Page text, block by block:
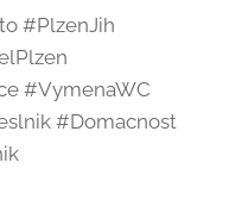
#PlzenJih
#VymenaWC
#Domacnost